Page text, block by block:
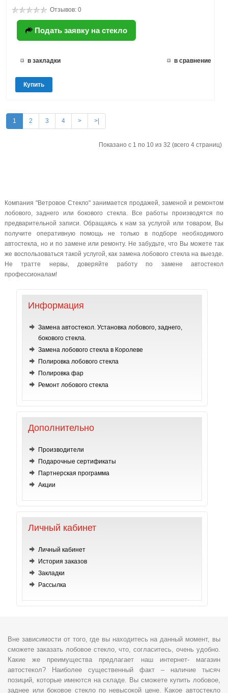
Отзывов: 0
Подать заявку на стекло
в закладки в сравнение
Купить
1 2 3 4 > >|
Показано с 1 по 10 из 32 (всего 4 страниц)
Компания "Ветровое Стекло" занимается продажей, заменой и ремонтом
лобового, заднего или бокового стекла. Все работы производятся по
предварительной записи. Обращаясь к нам за услугой или товаром, Вы
получите оперативную помощь не только в подборе необходимого
автостекла, но и по замене или ремонту. Не забудьте, что Вы можете так
же воспользоваться такой услугой, как замена лобового стекла на выезде.
Не тратте нервы, доверяйте работу по замене автостекол
профессионалам!
Информация
Замена автостекол. Установка лобового, заднего,
бокового стекла.
Замена лобового стекла в Королеве
Полировка лобового стекла
Полировка фар
Ремонт лобового стекла
Дополнительно
Производители
Подарочные сертификаты
Партнерская программа
Акции
Личный кабинет
Личный кабинет
История заказов
Закладки
Рассылка
Вне зависимости от того, где вы находитесь на данный момент, вы
сможете заказать лобовое стекло, что, согласитесь, очень удобно.
Какие же преимущества предлагает наш интернет- магазин
автостекол? Наиболее существенный факт – наличие тысяч
позиций, которые имеются на складе. Вы сможете купить лобовое,
заднее или боковое стекло по невысокой цене. Какое автостекло